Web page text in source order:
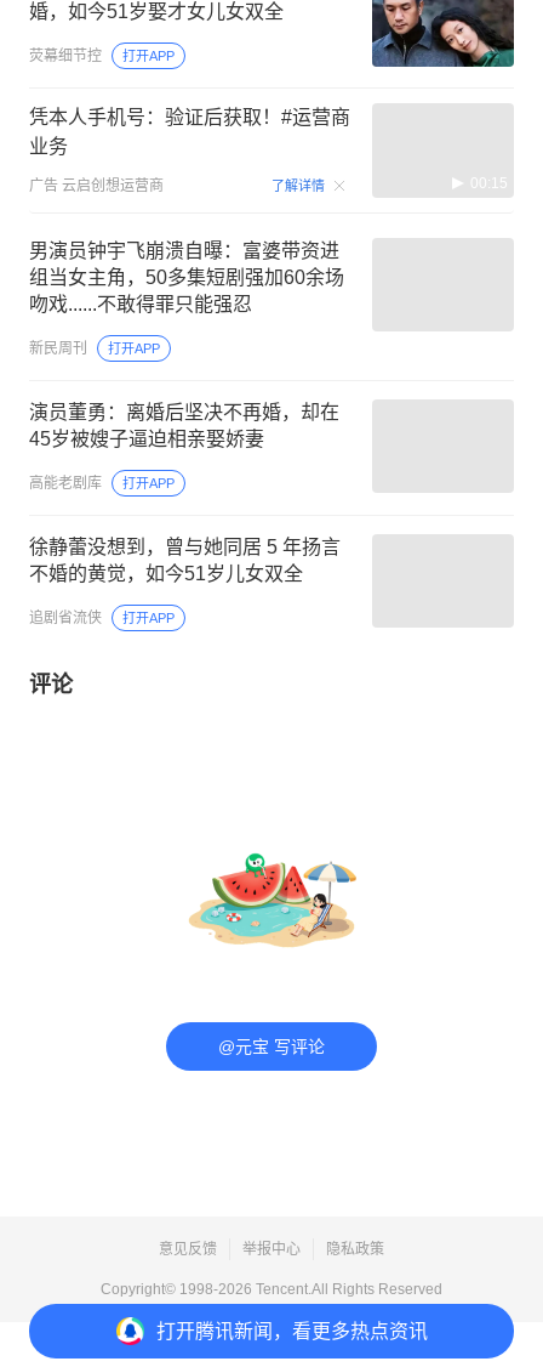
打开腾讯新闻，看更多热点资讯
婚，如今51岁娶才女儿女双全
荧幕细节控 打开APP
凭本人手机号：验证后获取！#运营商
业务
广告 云启创想运营商 了解详情 00:15
男演员钟宇飞崩溃自曝：富婆带资进
组当女主角，50多集短剧强加60余场
吻戏......不敢得罪只能强忍
新民周刊 打开APP
演员董勇：离婚后坚决不再婚，却在
45岁被嫂子逼迫相亲娶娇妻
高能老剧库 打开APP
徐静蕾没想到，曾与她同居 5 年扬言
不婚的黄觉，如今51岁儿女双全
追剧省流侠 打开APP
评论
@元宝 写评论
意见反馈 举报中心 隐私政策
Copyright© 1998-2026 Tencent.All Rights Reserved